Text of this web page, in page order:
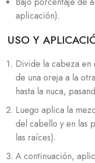
aplicación).
USO Y
Divide la cabeza
de una oreja a la
hasta la nuca,
Luego aplica la
del cabello y en las
las raíces).
A continuación,